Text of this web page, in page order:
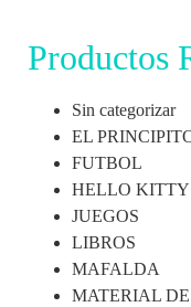
Productos
Sin categorizar
EL
FUTBOL
HELLO KITTY
JUEGOS
LIBROS
MAFALDA
MATERIAL